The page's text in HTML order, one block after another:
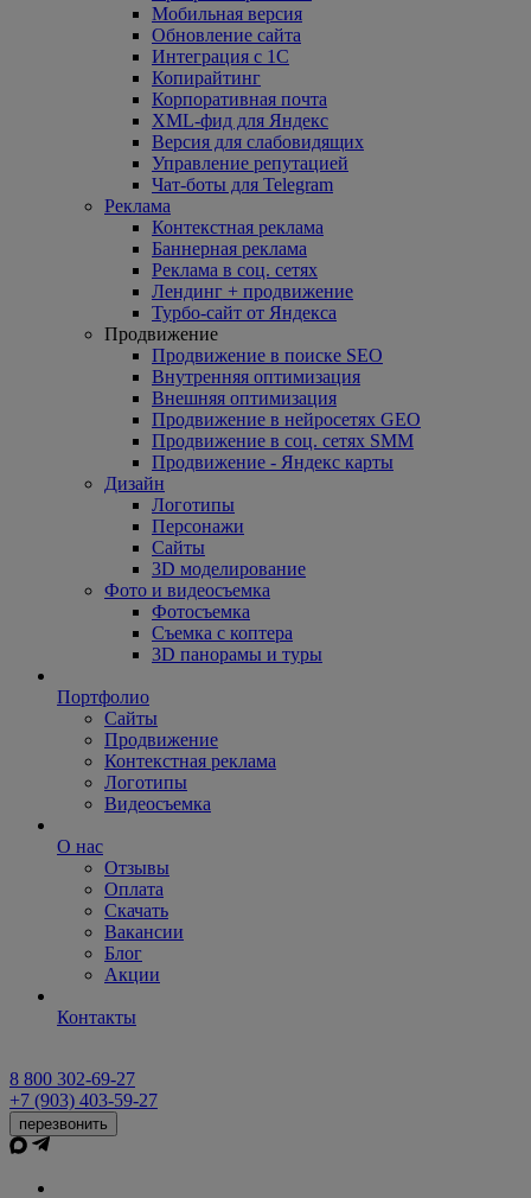
Мобильная версия
Обновление сайта
Интеграция с 1С
Копирайтинг
Корпоративная почта
XML-фид для Яндекс
Версия для слабовидящих
Управление репутацией
Чат-боты для Telegram
Реклама
Контекстная реклама
Баннерная реклама
Реклама в соц. сетях
Лендинг + продвижение
Турбо-сайт от Яндекса
Продвижение
Продвижение в поиске SEO
Внутренняя оптимизация
Внешняя оптимизация
Продвижение в нейросетях GEO
Продвижение в соц. сетях SMM
Продвижение - Яндекс карты
Дизайн
Логотипы
Персонажи
Сайты
3D моделирование
Фото и видеосъемка
Фотосъемка
Съемка с коптера
3D панорамы и туры
Портфолио
Сайты
Продвижение
Контекстная реклама
Логотипы
Видеосъемка
О нас
Отзывы
Оплата
Скачать
Вакансии
Блог
Акции
Контакты
8 800 302-69-27
+7 (903) 403-59-27
перезвонить